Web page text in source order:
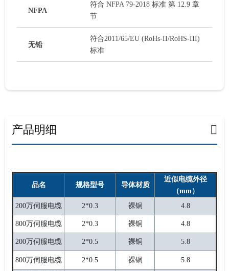
NFPA
符合 NFPA 79-2018 标准 第 12.9 章
节
无铅
符合2011/65/EU (RoHs-II/RoHS-III)
标准
产品明细
品名 规格型号 导体材质
近似电缆外径
（mm）
200万伺服电缆
2*0.3 裸铜 4.8
800万伺服电缆 2*0.3 裸铜 4.8
200万伺服电缆 2*0.5 裸铜 5.8
800万伺服电缆 2*0.5 裸铜
5.8